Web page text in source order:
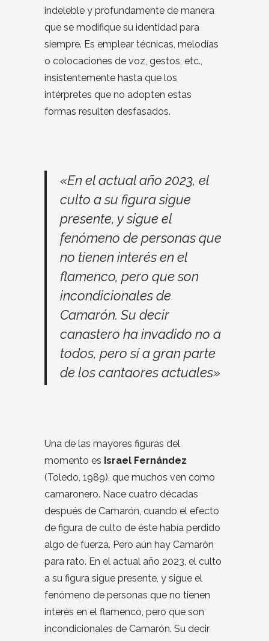
indeleble y profundamente de manera
que se modifique su identidad para
siempre. Es emplear técnicas, melodías
o colocaciones de voz, gestos, etc.,
insistentemente hasta que los
intérpretes que no adopten estas
formas resulten desfasados.
«En el actual año 2023, el
culto a su figura sigue
presente, y sigue el
fenómeno de personas que
no tienen interés en el
flamenco, pero que son
incondicionales de
Camarón. Su decir
canastero ha invadido no a
todos, pero sí a gran parte
de los cantaores actuales»
Una de las mayores figuras del
momento es Israel Fernández
(Toledo, 1989), que muchos ven como
camaronero. Nace cuatro décadas
después de Camarón, cuando el efecto
de figura de culto de éste había perdido
algo de fuerza. Pero aún hay Camarón
para rato. En el actual año 2023, el culto
a su figura sigue presente, y sigue el
fenómeno de personas que no tienen
interés en el flamenco, pero que son
incondicionales de Camarón. Su decir